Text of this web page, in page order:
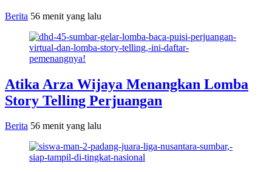
Berita 56 menit yang lalu
Atika Arza Wijaya Menangkan Lomba
Story Telling Perjuangan
Berita 56 menit yang lalu